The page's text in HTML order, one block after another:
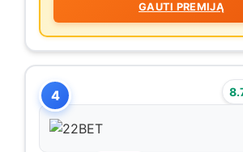
GAUTI PREMIJĄ
4